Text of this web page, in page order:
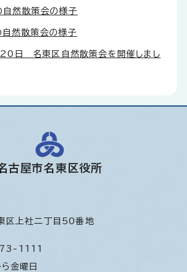
然散策会の様子
然散策会の様子
日 名東区自然散策会を開催しまし
古屋市名東区役所
区上社二丁目50番地
1111
ら金曜日